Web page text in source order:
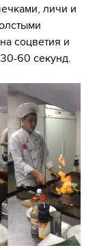
личи и
соцветия и
60 секунд.